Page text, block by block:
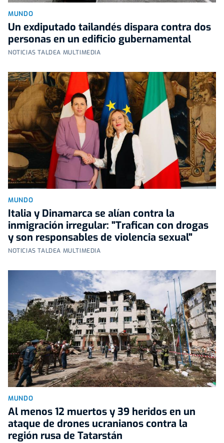
MUNDO
Un exdiputado tailandés dispara contra dos
personas en un edificio gubernamental
NOTICIAS TALDEA MULTIMEDIA
MUNDO
Italia y Dinamarca se alían contra la
inmigración irregular: "Trafican con drogas
y son responsables de violencia sexual"
NOTICIAS TALDEA MULTIMEDIA
MUNDO
Al menos 12 muertos y 39 heridos en un
ataque de drones ucranianos contra la
región rusa de Tatarstán